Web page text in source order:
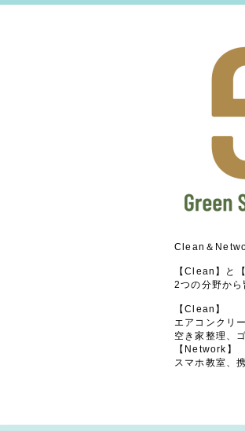
Clean＆
【Clean】と
2つの分野から
【
エアコンクリ
空き家整理、
【Network】
スマホ教室、